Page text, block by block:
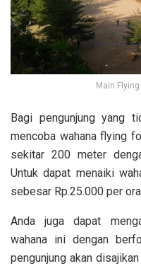
Main
Bagi pengunjung yang
mencoba wahana flying
sekitar 200 meter
Untuk dapat menaiki
sebesar Rp.25.000 per
Anda juga dapat
wahana ini dengan
pengunjung akan